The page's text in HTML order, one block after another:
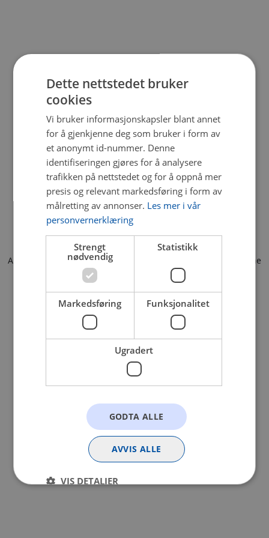
Application error: a client-side exception has occurred (see the
browser console for more information).
Dette nettstedet bruker
cookies
Vi bruker informasjonskapsler blant annet
for å gjenkjenne deg som bruker i form av
et anonymt id-nummer. Denne
identifiseringen gjøres for å analysere
trafikken på nettstedet og for å oppnå mer
presis og relevant markedsføring i form av
målretting av annonser. Les mer i vår
personvernerklæring
Strengt
nødvendig
Statistikk
Markedsføring Funksjonalitet
Ugradert
GODTA ALLE
AVVIS ALLE
VIS DETALJER